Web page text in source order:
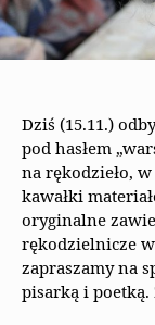
Dziś (15.11.)
pod hasłem
na rękodzieło,
kawałki
oryginalne
rękodzielnicze
zapraszamy na
pisarką i poetką.